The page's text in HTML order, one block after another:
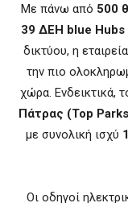
Με πάνω από 500
39 ΔΕΗ blue Hubs
δικτύου, η
την πιο
χώρα. Ενδεικτικά,
Πάτρας (Top
με συνολική ισχύ
Οι οδηγοί